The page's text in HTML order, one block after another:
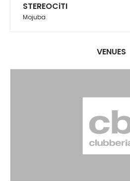
STEREOCiTI
Mojuba
VENUES